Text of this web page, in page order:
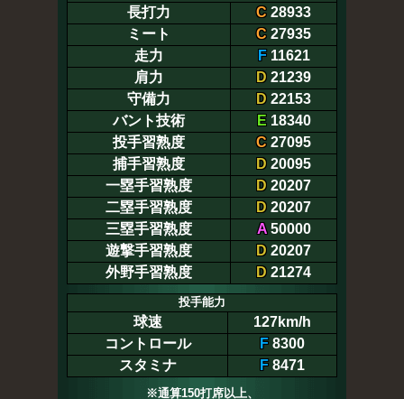
長打力 C 28933
ミート
C 27935
走力
F11621
肩力
D 21239
守備力
D 22153
バント技術
E18340
投手習熟度
C 27095
捕手習熟度
D 20095
一塁手習熟度
D 20207
二塁手習熟度
D 20207
三塁手習熟度
A50000
遊撃手習熟度
D 20207
外野手習熟度
D 21274
投手能力
球速
127km/h
コントロール
F 8300
スタミナ
F 8471
※通算150打席以上、